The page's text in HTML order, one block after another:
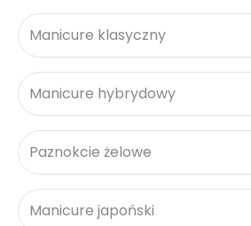
Manicure klasyczny
Manicure hybrydowy
Paznokcie żelowe
Manicure japoński